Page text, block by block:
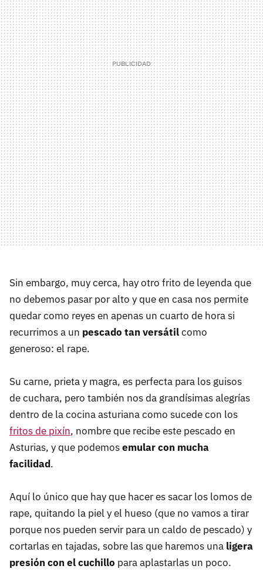
Sin embargo, muy cerca, hay otro frito de leyenda que
no debemos pasar por alto y que en casa nos permite
quedar como reyes en apenas un cuarto de hora si
recurrimos a un pescado tan versátilcomo
generoso: el rape.
Su carne, prieta y magra, es perfecta para los guisos
de cuchara, pero también nos da grandísimas alegrías
dentro de la cocina asturiana como sucede con los
fritos de pixín, nombre que recibe este pescado en
Asturias, y que podemosemular con mucha
facilidad.
Aquí lo único que hay que hacer es sacar los lomos de
rape, quitando la piel y el hueso (que no vamos a tirar
porque nos pueden servir para un caldo de pescado) y
cortarlas en tajadas, sobre las que haremos una ligera
presión con el cuchillo para aplastarlas un poco.